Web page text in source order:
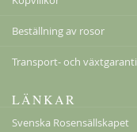
Beställning av rosor
Transport- och växtgaranti
LÄNKAR
Svenska Rosensällskapet